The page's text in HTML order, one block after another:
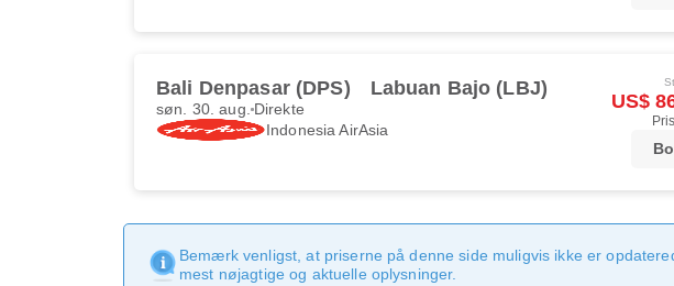
Bali Denpasar (DPS) Labuan Bajo (LBJ)
søn. 30. aug. Direkte
Indonesia AirAsia
US$
Bemærk venligst, at priserne på denne side muligvis ikke er
mest nøjagtige og aktuelle oplysninger.